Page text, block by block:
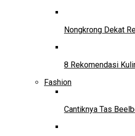
Nongkrong Dekat
8 Rekomendasi
Fashion
Cantiknya Tas